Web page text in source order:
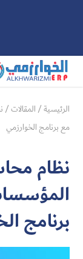
الرئيسية/ المقالات/
مع برنامج الخوارزمي
نظام
برنامج